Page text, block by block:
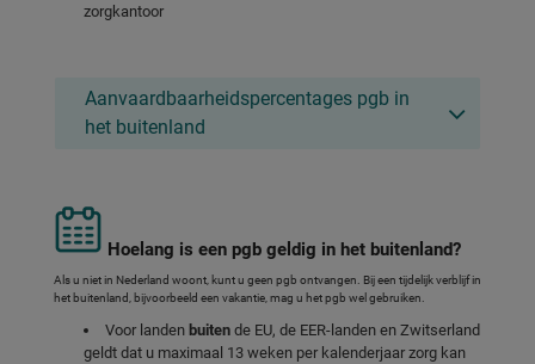
zorgkantoor
Aanvaardbaarheidspercentages pgb in
het buitenland
Hoelang is een pgb geldig in het buitenland?
Als u niet in Nederland woont, kunt u geen pgb ontvangen. Bij een tijdelijk verblijf in
het buitenland, bijvoorbeeld een vakantie, mag u het pgb wel gebruiken.
Voor landen buiten de EU, de EER-landen en Zwitserland
geldt dat u maximaal 13 weken per kalenderjaar zorg kan